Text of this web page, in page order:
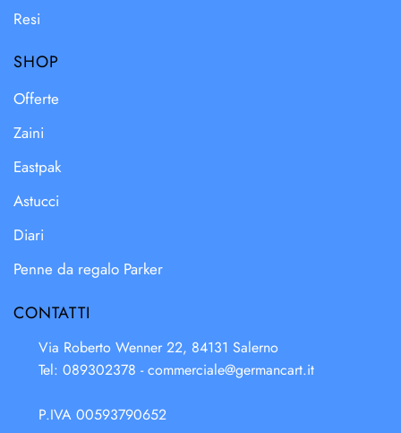
Resi
SHOP
Offerte
Zaini
Eastpak
Astucci
Diari
Penne da regalo Parker
CONTATTI
Via Roberto Wenner 22, 84131 Salerno
Tel: 089302378 -commerciale@germancart.it
P.IVA 00593790652